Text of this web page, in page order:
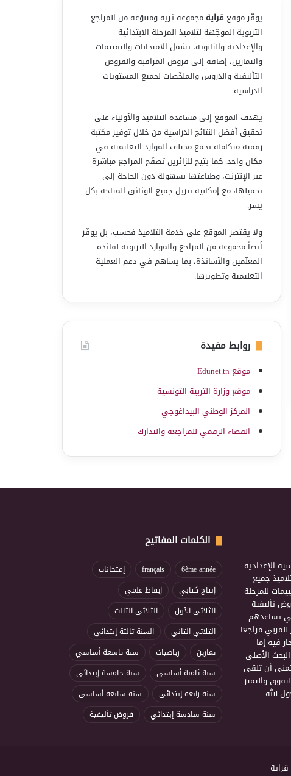
يوفّر موقع قرايةمجموعة ثرية ومتنوّعة من المراجع
التربوية الموجّهة لتلاميذ المرحلة الابتدائية
والإعدادية والثانوية، تشمل الامتحانات والتقييمات
والتمارين، إضافة إلى فروض المراقبة والفروض
التأليفية والدروس والملخّصات لجميع المستويات
الدراسية.
يهدف الموقع إلى مساعدة التلاميذ والأولياء على
تحقيق أفضل النتائج الدراسية من خلال توفير مكتبة
رقمية متكاملة تجمع مختلف الموارد التعليمية في
مكان واحد. كما يتيح للزائرين تصفّح المراجع مباشرة
عبر الإنترنت، وطباعتها بسهولة دون الحاجة إلى
تحميلها، مع إمكانية تنزيل جميع الوثائق المتاحة بكل
يسر.
ولا يقتصر الموقع على خدمة التلاميذ فحسب، بل يوفّر
أيضاً مجموعة من المراجع والموارد التربوية لفائدة
المعلّمين والأساتذة، بما يساهم في دعم العملية
التعليمية وتطويرها.
روابط مفيدة
موقع Edunet.tn
موقع وزارة التربية التونسية
المركز الوطني البيداغوجي
الفضاء الرقمي للمراجعة والتدارك
الإعدادية
جميع
للمرحلة
تأليفية
تساعدهم
مراجعا
فيه إما
الأصلي
أن تلقى
والتميز
الله
الكلمات المفاتيح
6ème année
français
إمتحانات
إنتاج كتابي
إيقاظ علمي
الثلاثي الأول
الثلاثي الثالث
الثلاثي الثاني
السنة ثالثة إبتدائي
تمارين
رياضيات
سنة تاسعة أساسي
سنة ثامنة أساسي
سنة خامسة إبتدائي
سنة رابعة إبتدائي
سنة سابعة أساسي
سنة سادسة إبتدائي
فروض تأليفية